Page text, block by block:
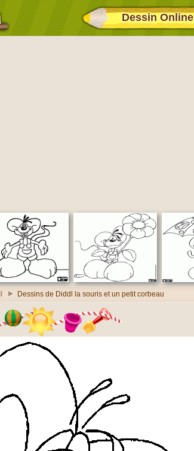
Dessin Online
Dessins de Diddl la souris et un petit corbeau